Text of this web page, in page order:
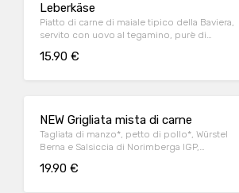
Leberkäse
Piatto di carne di maiale tipico della Baviera,
servito con uovo al tegamino, purè di
insalata di cavolo e Salsa Löwengrube.
15.90 €
NEW Grigliata mista di carne
Tagliata di manzo*, petto di pollo*, Würstel
Berna e Salsiccia di Norimberga IGP,
cavolo e maionese.
19.90 €